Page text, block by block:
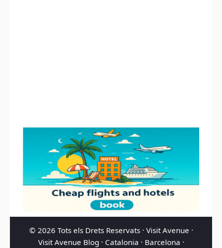
© 2026 Tots els Drets Reservats · Visit Avenue ·
Visit Avenue Blog · Catalonia · Barcelona ·